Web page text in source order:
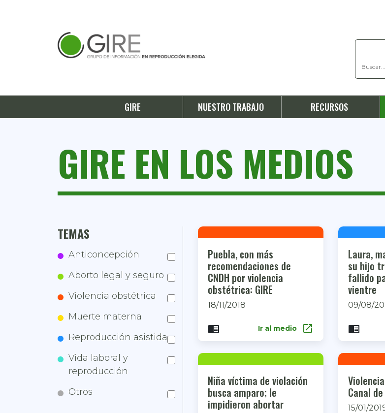
GIRE NUESTRO TRABAJO RECURSOS
GIRE EN LOS MEDIOS
TEMAS
Anticoncepción
Aborto legal y seguro
Violencia obstétrica
Muerte materna
Reproducción asistida
Vida laboral y
reproducción
Otros
Puebla, con más
recomendaciones de
CNDH por violencia
obstétrica: GIRE
18/11/2018
chrome_reader_mode Ir al medio open_in_new
Laura,
su hijo
fallido
vientre
09/08/
chrome_reader_mode
Niña víctima de violación
busca amparo; le
impidieron abortar
Canal
15/01/